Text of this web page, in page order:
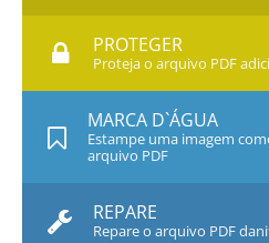
PROTEGER
Proteja o arquivo PDF
MARCA D`ÁGUA
Estampe uma imagem
arquivo PDF
REPARE
Repare o arquivo PDF